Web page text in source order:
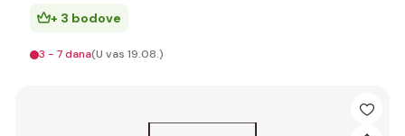
+ 3 bodove
3 - 7 dana(U vas 19.08.)